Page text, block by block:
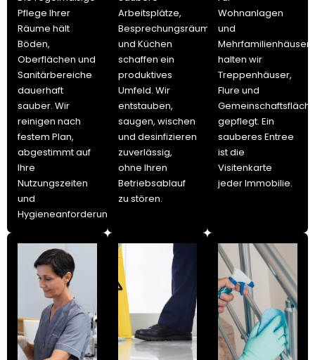
Pflege Ihrer
Räume hält
Böden,
Oberflächen und
Sanitärbereiche
dauerhaft
sauber. Wir
reinigen nach
festem Plan,
abgestimmt auf
Ihre
Nutzungszeiten
und
Hygieneanforderungen.
Arbeitsplätze,
Besprechungsräume
und Küchen
schaffen ein
produktives
Umfeld. Wir
entstauben,
saugen, wischen
und desinfizieren
zuverlässig,
ohne Ihren
Betriebsablauf
zu stören.
Wohnanlagen
und
Mehrfamilienhäuser
halten wir
Treppenhäuser,
Flure und
gepflegt. Ein
sauberes Entree
ist die
Visitenkarte
jeder Immobilie.